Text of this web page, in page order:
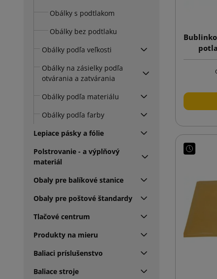
Obálky s podtlakom
Obálky bez podtlaku
Obálky podľa veľkosti
Obálky na zásielky podľa
otvárania a zatvárania
Obálky podľa materiálu
Obálky podľa farby
Lepiace pásky a fólie
Polstrovanie - a výplňový
materiál
Obaly pre balíkové stanice
Obaly pre poštové štandardy
Tlačové centrum
Produkty na mieru
Baliaci príslušenstvo
Baliace stroje